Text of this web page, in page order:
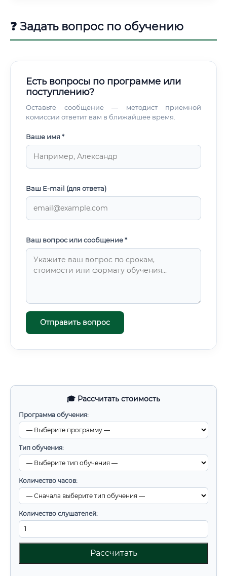
🎓 Рассчитать стоимость
Программа обучения:
Тип обучения:
Количество часов:
Количество слушателей:
Рассчитать
❓ Задать вопрос по обучению
Есть вопросы по программе или
поступлению?
Оставьте сообщение — методист приемной
комиссии ответит вам в ближайшее время.
Ваше имя *
Ваш E-mail (для ответа)
Ваш вопрос или сообщение *
Отправить вопрос